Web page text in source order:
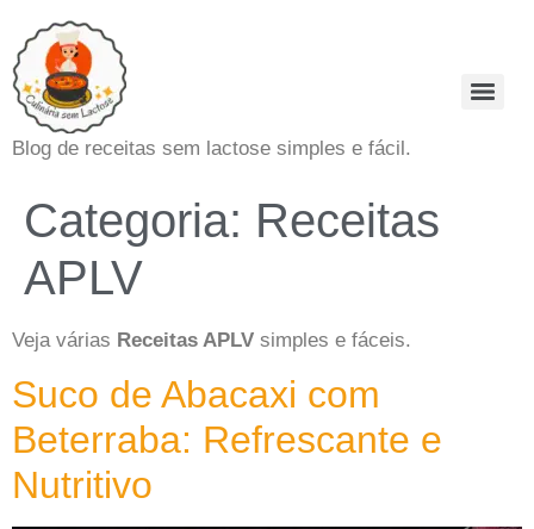
Blog de receitas sem lactose simples e fácil.
Categoria: Receitas
APLV
Veja várias Receitas APLV simples e fáceis.
Suco de Abacaxi com
Beterraba: Refrescante e
Nutritivo